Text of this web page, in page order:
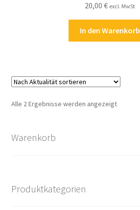
Widerrufsbelehrung
20,00 € excl. MwSt
In den Warenkorb
Alle 2 Ergebnisse werden angezeigtNach
Warenkorb
Produktkategorien